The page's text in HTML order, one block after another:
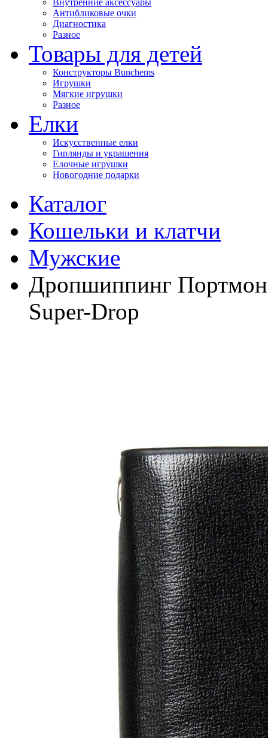
Антибликовые очки
Диагностика
Разное
Товары для детей
Конструкторы Bunchems
Игрушки
Мягкие игрушки
Разное
Елки
Искусственные елки
Гирлянды и украшения
Елочные игрушки
Новогодние подарки
Каталог
Кошельки и клатчи
Мужские
Дропшиппинг
Super-Drop